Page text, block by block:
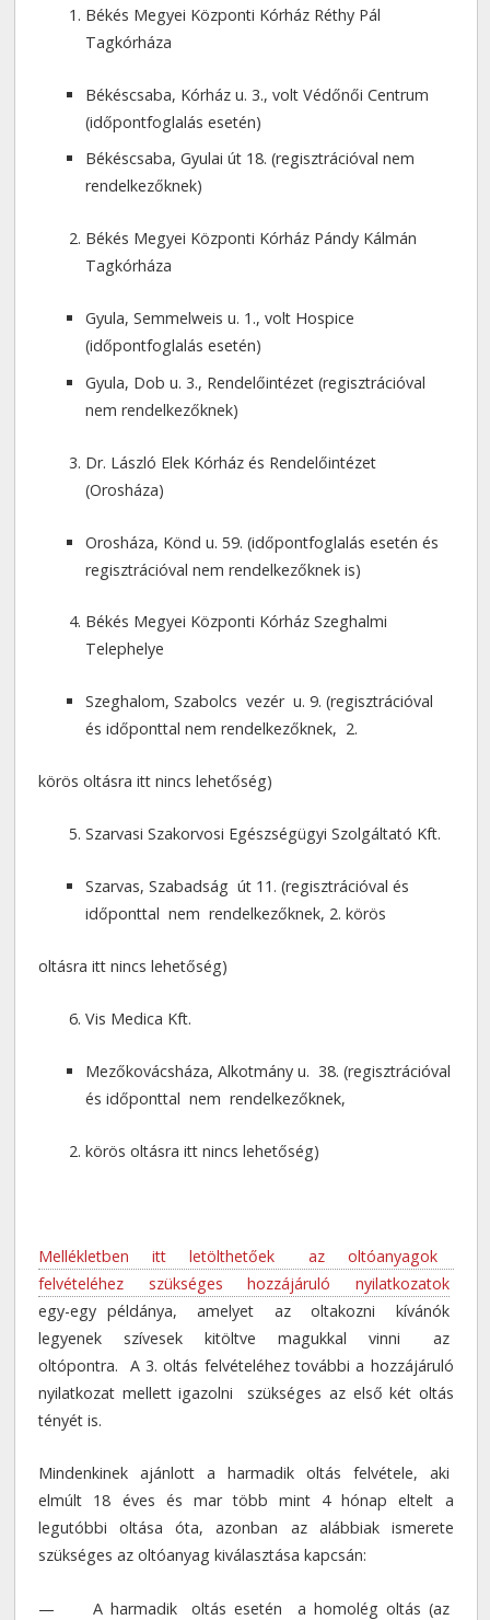
Békés Megyei Központi Kórház Réthy Pál
Tagkórháza
Békéscsaba, Kórház u. 3., volt Védőnői Centrum
(időpontfoglalás esetén)
Békéscsaba, Gyulai út 18. (regisztrációval nem
rendelkezőknek)
Békés Megyei Központi Kórház Pándy Kálmán
Tagkórháza
Gyula, Semmelweis u. 1., volt Hospice
(időpontfoglalás esetén)
Gyula, Dob u. 3., Rendelőintézet (regisztrációval
nem rendelkezőknek)
Dr. László Elek Kórház és Rendelőintézet
(Orosháza)
Orosháza, Könd u. 59. (időpontfoglalás esetén és
regisztrációval nem rendelkezőknek is)
Békés Megyei Központi Kórház Szeghalmi
Telephelye
Szeghalom, Szabolcs vezér u. 9. (regisztrációval
és időponttal nem rendelkezőknek, 2.
körös oltásra itt nincs lehetőség)
Szarvasi Szakorvosi Egészségügyi Szolgáltató Kft.
Szarvas, Szabadság út 11. (regisztrációval és
időponttal nem rendelkezőknek, 2. körös
oltásra itt nincs lehetőség)
Vis Medica Kft.
Mezőkovácsháza, Alkotmány u. 38. (regisztrációval
és időponttal nem rendelkezőknek,
körös oltásra itt nincs lehetőség)
Mellékletben itt letölthetőek az oltóanyagok
felvételéhez szükséges hozzájáruló nyilatkozatok
egy-egy példánya, amelyet az oltakozni kívánók
legyenek szívesek kitöltve magukkal vinni az
oltópontra. A 3. oltás felvételéhez további a hozzájáruló
nyilatkozat mellett igazolni szükséges az első két oltás
tényét is.
Mindenkinek ajánlott a harmadik oltás felvétele, aki
elmúlt 18 éves és mar több mint 4 hónap eltelt a
legutóbbi oltása óta, azonban az alábbiak ismerete
szükséges az oltóanyag kiválasztása kapcsán:
— A harmadik oltás esetén a homolég oltás (az